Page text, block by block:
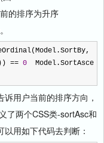
的排序为升序
== 0
Model.SortAsce
用户当前的排序方向，
了两个CSS类-sortAsc和
用如下代码去判断：